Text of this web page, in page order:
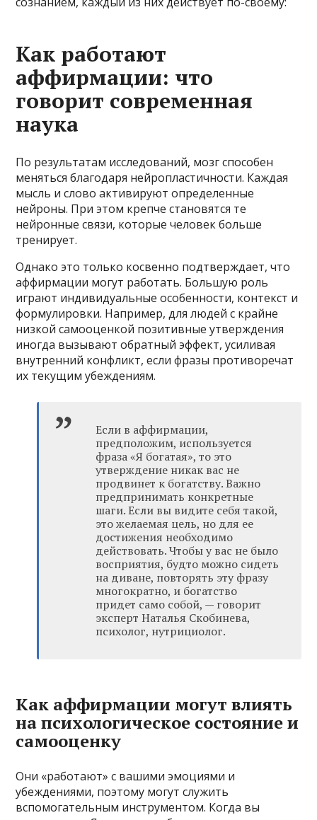
Как работают
аффирмации: что
говорит современная
наука
По результатам исследований, мозг способен
меняться благодаря нейропластичности. Каждая
мысль и слово активируют определенные
нейроны. При этом крепче становятся те
нейронные связи, которые человек больше
тренирует.
Однако это только косвенно подтверждает, что
аффирмации могут работать. Большую роль
играют индивидуальные особенности, контекст и
формулировки. Например, для людей с крайне
низкой самооценкой позитивные утверждения
иногда вызывают обратный эффект, усиливая
внутренний конфликт, если фразы противоречат
их текущим убеждениям.
Если в аффирмации,
предположим, используется
фраза «Я богатая», то это
утверждение никак вас не
продвинет к богатству. Важно
предпринимать конкретные
шаги. Если вы видите себя такой,
это желаемая цель, но для ее
достижения необходимо
действовать. Чтобы у вас не было
восприятия, будто можно сидеть
на диване, повторять эту фразу
многократно, и богатство
придет само собой, — говорит
эксперт Наталья Скобинева,
психолог, нутрициолог.
Как аффирмации могут влиять
на психологическое состояние и
самооценку
Они «работают» с вашими эмоциями и
убеждениями, поэтому могут служить
вспомогательным инструментом. Когда вы